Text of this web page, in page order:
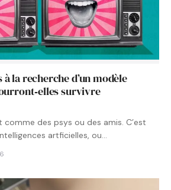
la recherche d’un modèle
survivre
comme des psys ou des amis. C’est
artficielles, ou…